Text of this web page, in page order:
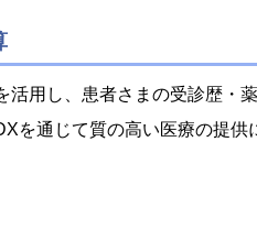
用し、患者さまの受診歴・
を通じて質の高い医療の提